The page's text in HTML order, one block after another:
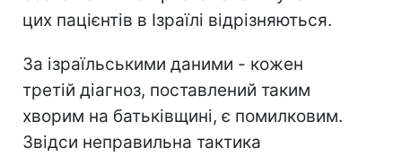
цих пацієнтів в Ізраїлі відрізняються.
За ізраїльськими даними - кожен
третій діагноз, поставлений таким
хворим на батьківщині, є помилковим.
Звідси неправильна тактика